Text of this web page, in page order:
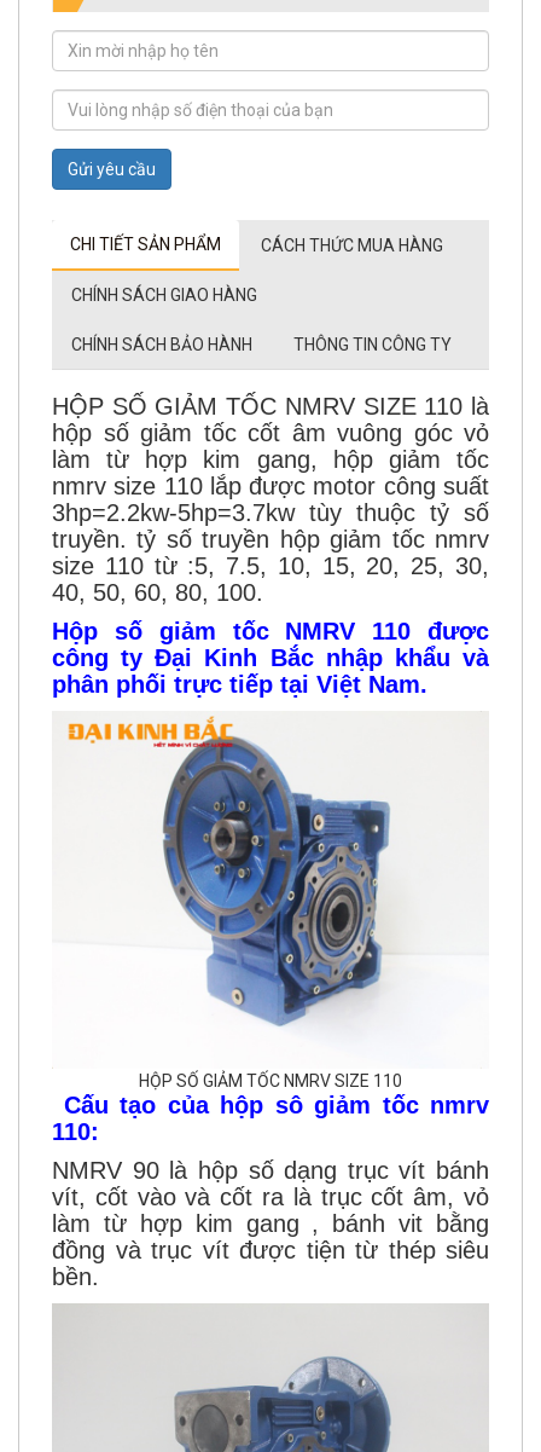
Gửi yêu cầu
CHI TIẾT SẢN PHẨM CÁCH THỨC MUA HÀNG
CHÍNH SÁCH GIAO HÀNG
CHÍNH SÁCH BẢO HÀNH THÔNG TIN CÔNG TY
HỘP SỐ GIẢM TỐC NMRV SIZE 110 là
hộp số giảm tốc cốt âm vuông góc vỏ
làm từ hợp kim gang, hộp giảm tốc
nmrv size 110 lắp được motor công suất
3hp=2.2kw-5hp=3.7kw tùy thuộc tỷ số
truyền. tỷ số truyền hộp giảm tốc nmrv
size 110 từ :5, 7.5, 10, 15, 20, 25, 30,
40, 50, 60, 80, 100.
Hộp số giảm tốc NMRV 110 được
công ty Đại Kinh Bắc nhập khẩu và
phân phối trực tiếp tại Việt Nam.
HỘP SỐ GIẢM TỐC NMRV SIZE 110
Cấu tạo của hộp sô giảm tốc nmrv
110:
NMRV 90 là hộp số dạng trục vít bánh
vít, cốt vào và cốt ra là trục cốt âm, vỏ
làm từ hợp kim gang , bánh vit bằng
đồng và trục vít được tiện từ thép siêu
bền.